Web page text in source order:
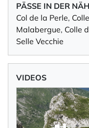
PÄSSE IN DER
Col de la Perle,
Malabergue, Colle
Selle Vecchie
VIDEOS